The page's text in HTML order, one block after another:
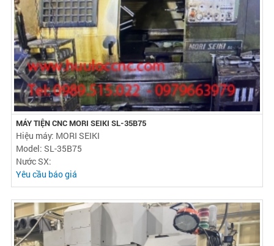
MÁY TIỆN CNC MORI SEIKI SL-35B75
Hiệu máy: MORI SEIKI
Model: SL-35B75
Nước SX:
Yêu cầu báo giá